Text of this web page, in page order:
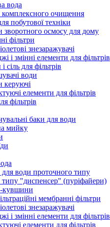
вода
комплексного очищення
побутової техніки
зворотного осмосу для дому
фільтри
знезаражувачі
і змінні елементи для фільтрів
сіль для фільтрів
води
керуючі
елементи для фільтрів
фільтрів
баки для води
мийку
для води проточного типу
типу "диспенсер" (пуріфайери)
кувшини
мембранні фільтри
знезаражувачі
і змінні елементи для фільтрів
елементи для фільтрів